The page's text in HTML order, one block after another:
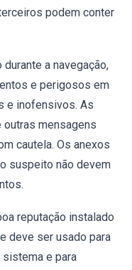
podem conter
a navegação,
e perigosos em
e inofensivos. As
mensagens
cautela. Os anexos
suspeito não devem
reputação instalado
deve ser usado para
e para